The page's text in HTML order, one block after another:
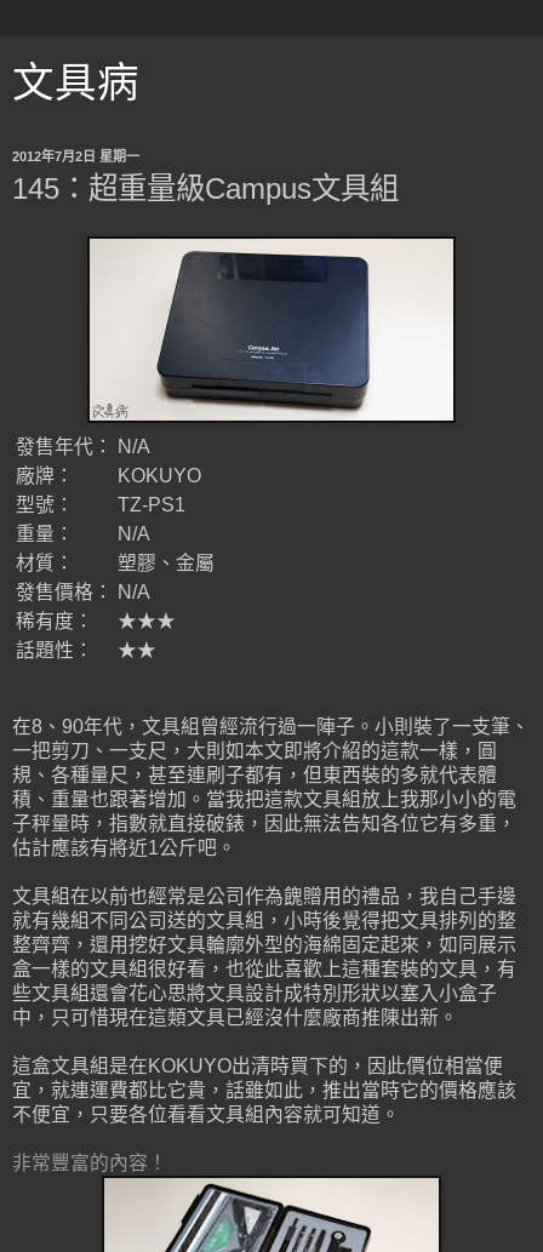
文具病
2012年7月2日 星期一
145：超重量級Campus文具組
發售年代：
N/A
廠牌：
KOKUYO
型號：
TZ-PS1
重量：
N/A
材質：
塑膠、金屬
發售價格：
N/A
稀有度：
★★★
話題性：
★★
在8、90年代，文具組曾經流行過一陣子。小則裝了一支筆、
一把剪刀、一支尺，大則如本文即將介紹的這款一樣，圓
規、各種量尺，甚至連刷子都有，但東西裝的多就代表體
積、重量也跟著增加。當我把這款文具組放上我那小小的電
子秤量時，指數就直接破錶，因此無法告知各位它有多重，
估計應該有將近1公斤吧。
文具組在以前也經常是公司作為餽贈用的禮品，我自己手邊
就有幾組不同公司送的文具組，小時後覺得把文具排列的整
整齊齊，還用挖好文具輪廓外型的海綿固定起來，如同展示
盒一樣的文具組很好看，也從此喜歡上這種套裝的文具，有
些文具組還會花心思將文具設計成特別形狀以塞入小盒子
中，只可惜現在這類文具已經沒什麼廠商推陳出新。
這盒文具組是在KOKUYO出清時買下的，因此價位相當便
宜，就連運費都比它貴，話雖如此，推出當時它的價格應該
不便宜，只要各位看看文具組內容就可知道。
非常豐富的內容！